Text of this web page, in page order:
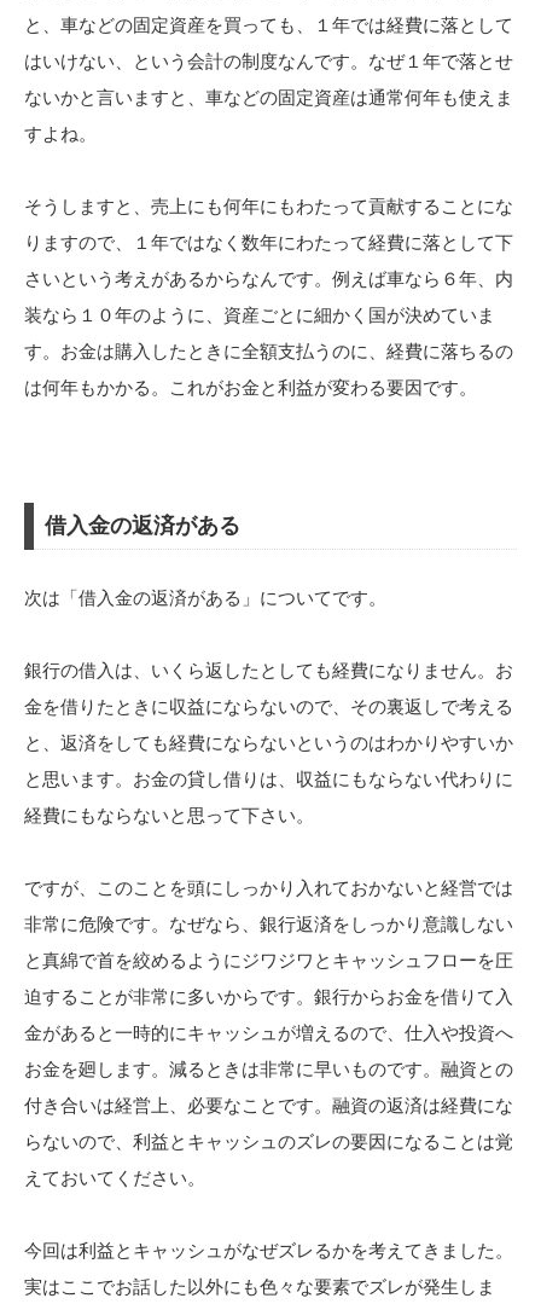
と、車などの固定資産を買っても、１年では経費に落として
はいけない、という会計の制度なんです。なぜ１年で落とせ
ないかと言いますと、車などの固定資産は通常何年も使えま
すよね。
そうしますと、売上にも何年にもわたって貢献することにな
りますので、１年ではなく数年にわたって経費に落として下
さいという考えがあるからなんです。例えば車なら６年、内
装なら１０年のように、資産ごとに細かく国が決めていま
す。お金は購入したときに全額支払うのに、経費に落ちるの
は何年もかかる。これがお金と利益が変わる要因です。
借入金の返済がある
次は「借入金の返済がある」についてです。
銀行の借入は、いくら返したとしても経費になりません。お
金を借りたときに収益にならないので、その裏返しで考える
と、返済をしても経費にならないというのはわかりやすいか
と思います。お金の貸し借りは、収益にもならない代わりに
経費にもならないと思って下さい。
ですが、このことを頭にしっかり入れておかないと経営では
非常に危険です。なぜなら、銀行返済をしっかり意識しない
と真綿で首を絞めるようにジワジワとキャッシュフローを圧
迫することが非常に多いからです。銀行からお金を借りて入
金があると一時的にキャッシュが増えるので、仕入や投資へ
お金を廻します。減るときは非常に早いものです。融資との
付き合いは経営上、必要なことです。融資の返済は経費にな
らないので、利益とキャッシュのズレの要因になることは覚
えておいてください。
今回は利益とキャッシュがなぜズレるかを考えてきました。
実はここでお話した以外にも色々な要素でズレが発生しま